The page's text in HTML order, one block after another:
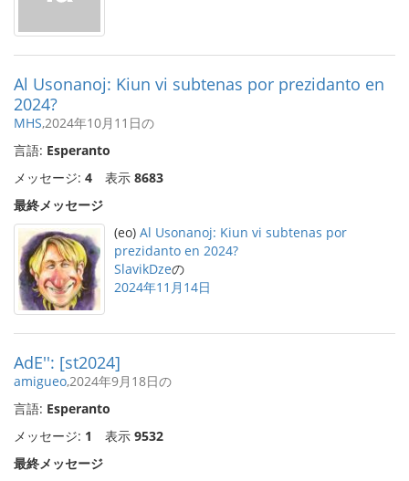
Al Usonanoj: Kiun vi subtenas por prezidanto en
2024?
MHS,2024年10月11日の
言語: Esperanto
メッセージ: 4 表示 8683
最終メッセージ
(eo) Al Usonanoj: Kiun vi subtenas por
prezidanto en 2024?
SlavikDzeの
2024年11月14日
AdE'': [st2024]
amigueo,2024年9月18日の
言語: Esperanto
メッセージ: 1 表示 9532
最終メッセージ